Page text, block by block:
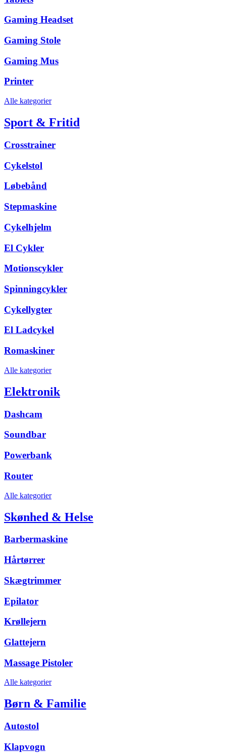
Gaming Headset
Gaming Stole
Gaming Mus
Printer
Alle kategorier
Sport & Fritid
Crosstrainer
Cykelstol
Løbebånd
Stepmaskine
Cykelhjelm
El Cykler
Motionscykler
Spinningcykler
Cykellygter
El Ladcykel
Romaskiner
Alle kategorier
Elektronik
Dashcam
Soundbar
Powerbank
Router
Alle kategorier
Skønhed & Helse
Barbermaskine
Hårtørrer
Skægtrimmer
Epilator
Krøllejern
Glattejern
Massage Pistoler
Alle kategorier
Børn & Familie
Autostol
Klapvogn